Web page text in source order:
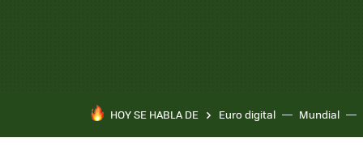
HOY SE HABLA DE Euro digital Mundial
Pixel 10a